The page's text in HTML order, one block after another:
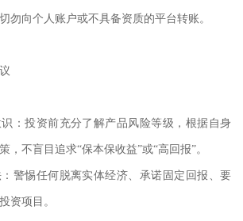
勿向个人账户或不具备资质的平台转账。
：投资前充分了解产品风险等级，根据自身
，不盲目追求“保本保收益”或“高回报”。
警惕任何脱离实体经济、承诺固定回报、要
资项目。